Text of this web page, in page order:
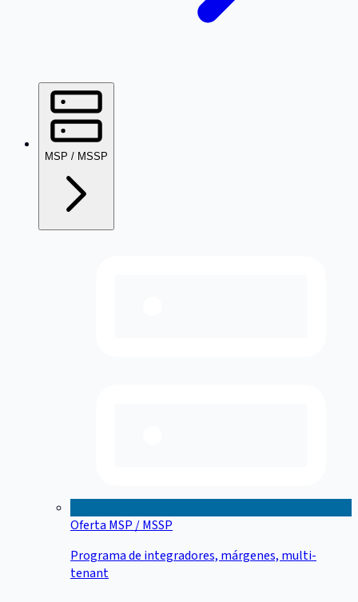
MSP / MSSP
Oferta MSP / MSSP
Programa de integradores, márgenes, multi-
tenant